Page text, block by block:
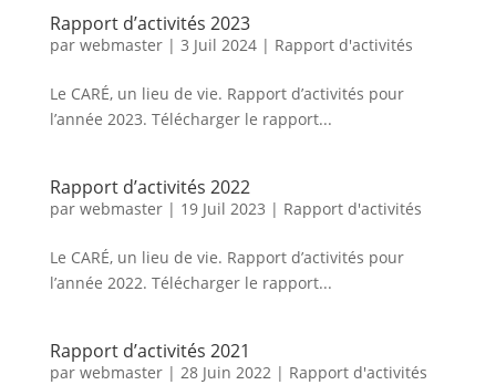
Rapport d’activités 2023
par webmaster| 3 Juil 2024| Rapport d'activités
Le CARÉ, un lieu de vie. Rapport d’activités pour
l’année 2023. Télécharger le rapport...
Rapport d’activités 2022
par webmaster| 19 Juil 2023 | Rapport d'activités
Le CARÉ, un lieu de vie. Rapport d’activités pour
l’année 2022. Télécharger le rapport...
Rapport d’activités 2021
par webmaster| 28 Juin 2022| Rapport d'activités